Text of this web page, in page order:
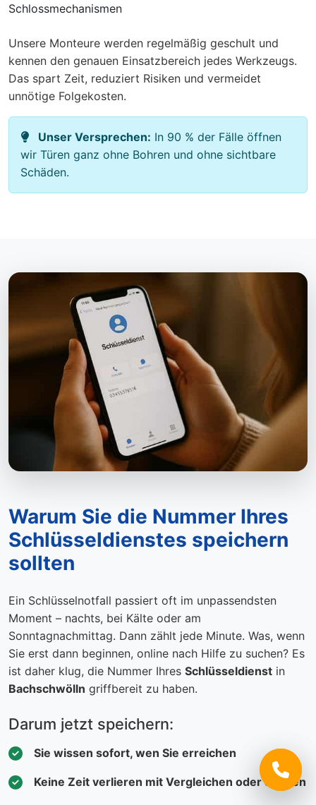
Schlossmechanismen
Unsere Monteure werden regelmäßig geschult und
kennen den genauen Einsatzbereich jedes Werkzeugs.
Das spart Zeit, reduziert Risiken und vermeidet
unnötige Folgekosten.
Unser Versprechen: In 90 % der Fälle öffnen
wir Türen ganz ohne Bohren und ohne sichtbare
Schäden.
Warum Sie die Nummer Ihres
Schlüsseldienstes speichern
sollten
Ein Schlüsselnotfall passiert oft im unpassendsten
Moment – nachts, bei Kälte oder am
Sonntagnachmittag. Dann zählt jede Minute. Was, wenn
Sie erst dann beginnen, online nach Hilfe zu suchen? Es
ist daher klug, die Nummer Ihres Schlüsseldienst in
Bachschwölln griffbereit zu haben.
Darum jetzt speichern:
Sie wissen sofort, wen Sie erreichen
Keine Zeit verlieren mit Vergleichen oder Suchen